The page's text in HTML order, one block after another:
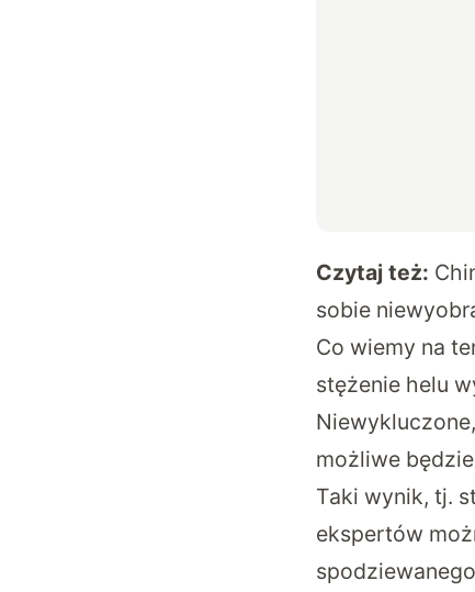
Czytaj też:
sobie
Co wiemy na
stężenie helu
możliwe
Taki wynik, tj.
ekspertów